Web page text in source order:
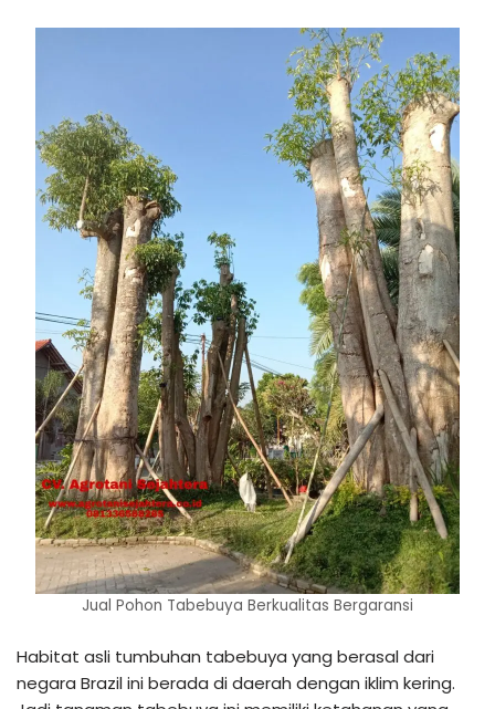
Jual Pohon Tabebuya Berkualitas Bergaransi
Habitat asli tumbuhan tabebuya yang berasal dari
negara Brazil ini berada di daerah dengan iklim kering.